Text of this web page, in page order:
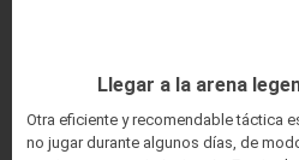
Llegar a la arena
Otra eficiente y recomendable táctica
no jugar durante algunos días, de